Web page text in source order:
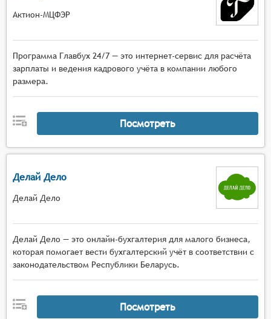
Актион-МЦФЭР
Программа Главбух 24/7 — это интернет-сервис для расчёта
зарплаты и ведения кадрового учёта в компании любого
размера.
Посмотреть
Делай Дело
Делай Дело
Делай Дело — это онлайн-бухгалтерия для малого бизнеса,
которая помогает вести бухгалтерский учёт в соответствии с
законодательством Республики Беларусь.
Посмотреть